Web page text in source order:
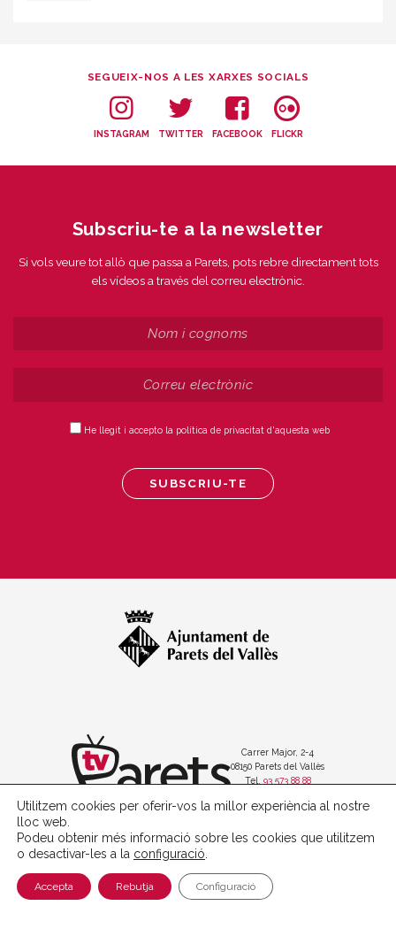
SEGUEIX-NOS A LES XARXES SOCIALS
INSTAGRAM TWITTER FACEBOOK FLICKR
Subscriu-te a la newsletter
Si vols veure tot allò que passa a Parets, pots rebre directament tots
els vídeos a través del correu electrònic.
He llegit i accepto la política de privacitat d'aquesta web
Carrer Major, 2-4
08150 Parets del Vallès
Tel. 93 573 88 88
Avís legal
Política de cookies
Utilitzem cookies per oferir-vos la millor experiència al nostre
lloc web.
Podeu obtenir més informació sobre les cookies que utilitzem
o desactivar-les a la configuració
Accepta Rebutja Configuració